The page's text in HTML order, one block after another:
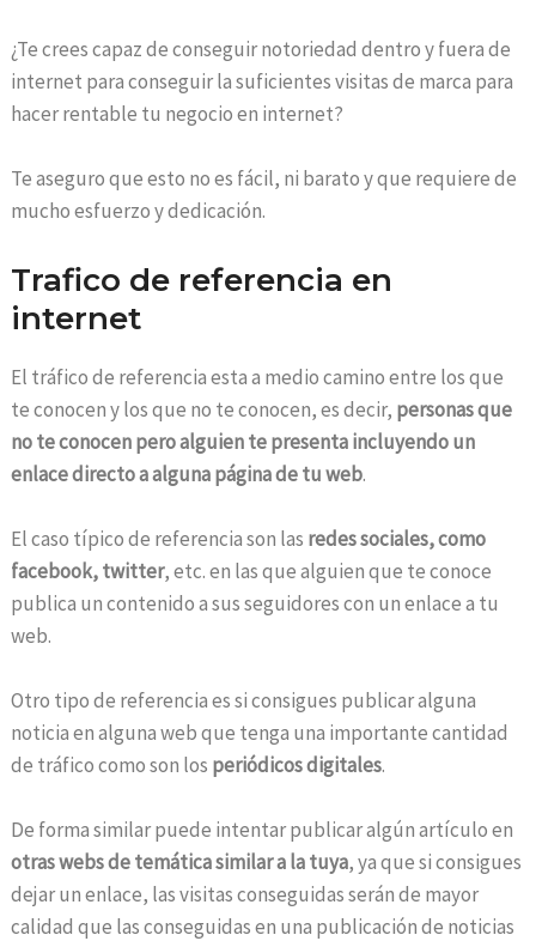
¿Te crees capaz de conseguir notoriedad dentro y fuera de
internet para conseguir la suficientes visitas de marca para
hacer rentable tu negocio en internet?
Te aseguro que esto no es fácil, ni barato y que requiere de
mucho esfuerzo y dedicación.
Trafico de referencia en
internet
El tráfico de referencia esta a medio camino entre los que
te conocen y los que no te conocen, es decir, personas que
no te conocen pero alguien te presenta incluyendo un
enlace directo a alguna página de tu web.
El caso típico de referencia son las redes sociales, como
facebook, twitter, etc. en las que alguien que te conoce
publica un contenido a sus seguidores con un enlace a tu
web.
Otro tipo de referencia es si consigues publicar alguna
noticia en alguna web que tenga una importante cantidad
de tráfico como son los periódicos digitales.
De forma similar puede intentar publicar algún artículo en
otras webs de temática similar a la tuya, ya que si consigues
dejar un enlace, las visitas conseguidas serán de mayor
calidad que las conseguidas en una publicación de noticias